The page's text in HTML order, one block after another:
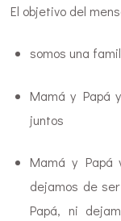
El objetivo del
somos una
Mamá y Papá
juntos
Mamá y Papá
dejamos de
Papá, ni